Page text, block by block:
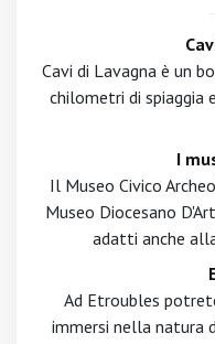
Cavi di Lavagna è un
chilometri di spiaggia
I
Il Museo Civico
Museo Diocesano
adatti anche
Ad Etroubles
immersi nella natura